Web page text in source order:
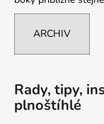
ARCHIV
Rady, tipy,
plnoštíhlé